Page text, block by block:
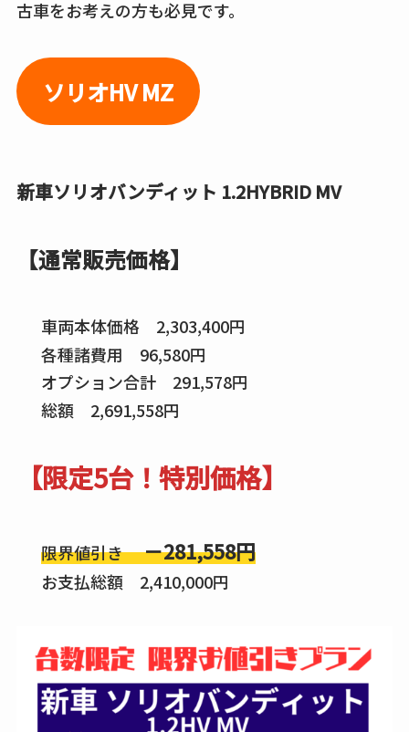
古車をお考えの方も必見です。
ソリオHV MZ
新車ソリオバンディット 1.2HYBRID MV
【通常販売価格】
車両本体価格 2,303,400円
各種諸費用 96,580円
オプション合計 291,578円
総額 2,691,558円
【限定5台！特別価格】
限界値引き－281,558円
お支払総額 2,410,000円